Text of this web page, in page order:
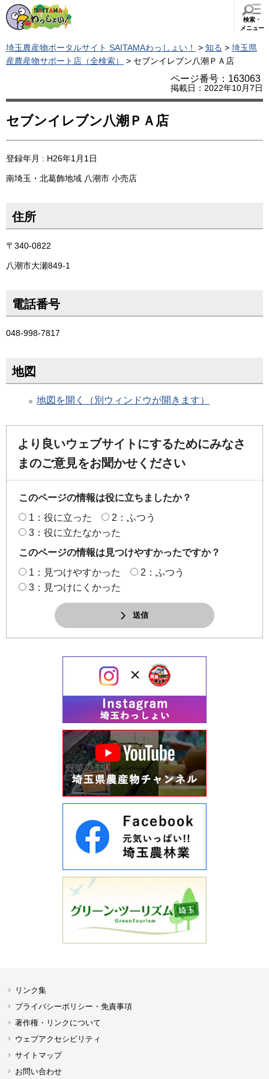
検索・
メニュー
埼玉農産物ポータルサイト SAITAMAわっしょい！ > 知る > 埼玉県
産農産物サポート店（全検索）
> セブンイレブン八潮ＰＡ店
ページ番号：163063
掲載日：2022年10月7日
セブンイレブン八潮ＰＡ店
登録年月 : H26年1月1日
南埼玉・北葛飾地域 八潮市 小売店
住所
〒340-0822
八潮市大瀬849-1
電話番号
048-998-7817
地図
地図を開く（別ウィンドウが開きます）
より良いウェブサイトにするためにみなさ
まのご意見をお聞かせください
このページの情報は役に立ちましたか？
1：役に立った
2：ふつう
3：役に立たなかった
このページの情報は見つけやすかったですか？
1：見つけやすかった
2：ふつう
3：見つけにくかった
送信
リンク集
プライバシーポリシー・免責事項
著作権・リンクについて
ウェブアクセシビリティ
サイトマップ
お問い合わせ